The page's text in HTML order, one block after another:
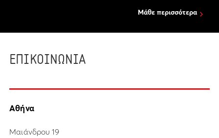
Μάθε περισσότερα
ΕΠΙΚΟΙΝΩΝΙΑ
Αθήνα
Μαιάνδρου 19